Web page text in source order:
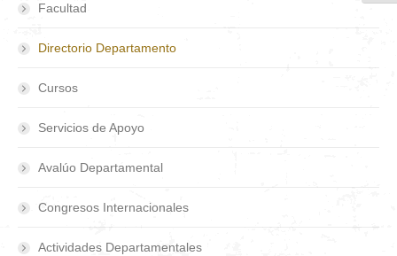
Facultad
Directorio Departamento
Cursos
Servicios de Apoyo
Avalúo Departamental
Congresos Internacionales
Actividades Departamentales